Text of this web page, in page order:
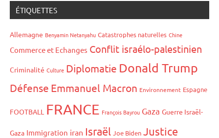
ÉTIQUETTES
Allemagne Benyamin Netanyahu Catastrophes naturelles Chine
Commerce et Echanges Conflit israélo-palestinien
Criminalité Culture Diplomatie Donald Trump
Défense Emmanuel Macron Environnement Espagne
FOOTBALL FRANCE François Bayrou Gaza Guerre Israël-
Gaza Immigration iran Israël Joe Biden Justice